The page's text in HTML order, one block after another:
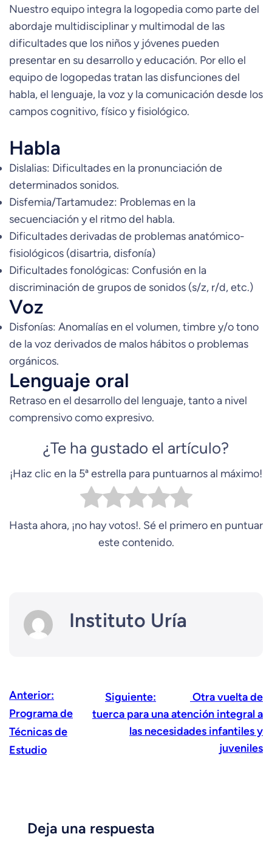
Nuestro equipo integra la logopedia como parte del
abordaje multidisciplinar y multimodal de las
dificultades que los niños y jóvenes pueden
presentar en su desarrollo y educación. Por ello el
equipo de logopedas tratan las disfunciones del
habla, el lenguaje, la voz y la comunicación desde los
campos cognitivo, físico y fisiológico.
Habla
Dislalias: Dificultades en la pronunciación de
determinados sonidos.
Disfemia/Tartamudez: Problemas en la
secuenciación y el ritmo del habla.
Dificultades derivadas de problemas anatómico-
fisiológicos (disartria, disfonía)
Dificultades fonológicas: Confusión en la
discriminación de grupos de sonidos (s/z, r/d, etc.)
Voz
Disfonías: Anomalías en el volumen, timbre y/o tono
de la voz derivados de malos hábitos o problemas
orgánicos.
Lenguaje oral
Retraso en el desarrollo del lenguaje, tanto a nivel
comprensivo como expresivo.
¿Te ha gustado el artículo?
¡Haz clic en la 5ª estrella para puntuarnos al máximo!
Hasta ahora, ¡no hay votos!. Sé el primero en puntuar
este contenido.
Instituto Uría
Anterior:
Programa de
Técnicas de
Estudio
Siguiente:
Otra vuelta de
tuerca para una atención integral a
las necesidades infantiles y
juveniles
Deja una respuesta